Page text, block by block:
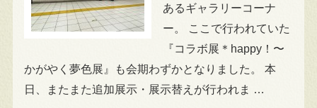
あるギャラリーコーナ
ー。 ここで行われていた
『コラボ展＊happy！〜
かがやく夢色展』も会期わずかとなりました。 本
日、またまた追加展示・展示替えが行われま …